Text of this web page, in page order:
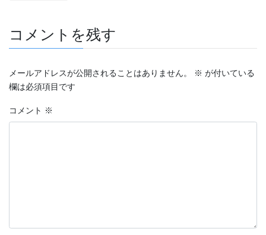
コメントを残す
メールアドレスが公開されることはありません。 ※ が付いている
欄は必須項目です
コメント ※